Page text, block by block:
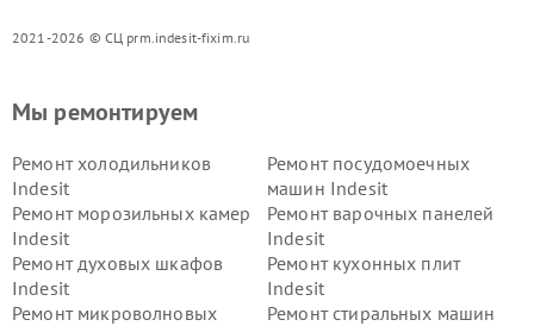
2021-2026 © СЦ prm.indesit-fixim.ru
Мы ремонтируем
Ремонт холодильников
Indesit
Ремонт посудомоечных
машин Indesit
Ремонт морозильных камер
Indesit
Ремонт варочных панелей
Indesit
Ремонт духовых шкафов
Indesit
Ремонт кухонных плит
Indesit
Ремонт микроволновых
Ремонт стиральных машин